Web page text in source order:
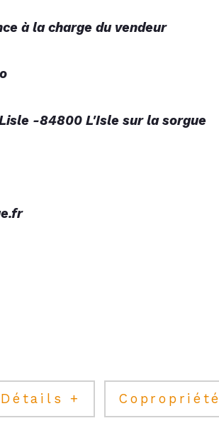
à la charge du vendeur
-84800 L'Isle sur la sorgue
Détails + Copropriété